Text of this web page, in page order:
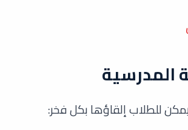
المدرسية
للطلاب إلقاؤها بكل فخر: